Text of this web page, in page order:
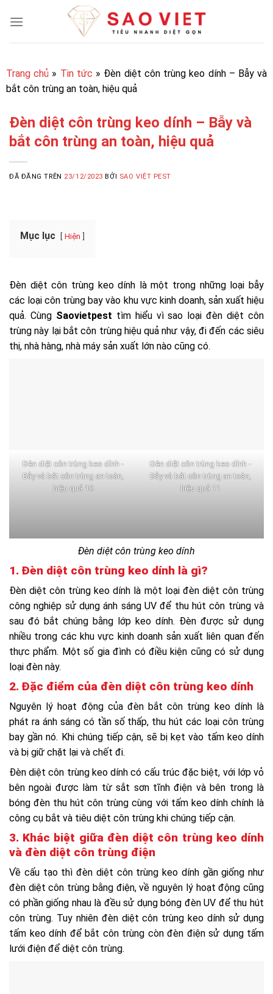
đến
Trang chủ » Tin tức » Đèn diệt côn trùng keo dính – Bẫy và
bắt côn trùng an toàn, hiệu quả
Đèn diệt côn trùng keo dính – Bẫy và
bắt côn trùng an toàn, hiệu quả
ĐÃ ĐĂNG TRÊN 23/12/2023 BỞI SAO VIỆT PEST
Mục lục Hiện
Đèn diệt côn trùng keo dính là một trong những loại bẫy
các loại côn trùng bay vào khu vực kinh doanh, sản xuất hiệu
quả. Cùng Saovietpest tìm hiểu vì sao loại đèn diệt côn
trùng này lại bắt côn trùng hiệu quả như vậy, đi đến các siêu
thị, nhà hàng, nhà máy sản xuất lớn nào cũng có.
Đèn diệt côn trùng keo dính -
Bẫy và bắt côn trùng an toàn,
hiệu quả 10
Đèn diệt côn trùng keo dính -
Bẫy và bắt côn trùng an toàn,
hiệu quả 11
Đèn diệt côn trùng keo dính
1. Đèn diệt côn trùng keo dính là gì?
Đèn diệt côn trùng keo dính là một loại đèn diệt côn trùng
công nghiệp sử dụng ánh sáng UV để thu hút côn trùng và
sau đó bắt chúng bằng lớp keo dính. Đèn được sử dụng
nhiều trong các khu vực kinh doanh sản xuất liên quan đến
thực phẩm. Một số gia đình có điều kiện cũng có sử dụng
loại đèn này.
2. Đặc điểm của đèn diệt côn trùng keo dính
Nguyên lý hoạt động của đèn bắt côn trùng keo dính là
phát ra ánh sáng có tần số thấp, thu hút các loại côn trùng
bay gần nó. Khi chúng tiếp cận, sẽ bị kẹt vào tấm keo dính
và bị giữ chặt lại và chết đi.
Đèn diệt côn trùng keo dính có cấu trúc đặc biệt, với lớp vỏ
bên ngoài được làm từ sắt sơn tĩnh điện và bên trong là
bóng đèn thu hút côn trùng cùng với tấm keo dính chính là
công cụ bắt và tiêu diệt côn trùng khi chúng tiếp cận.
3. Khác biệt giữa đèn diệt côn trùng keo dính
và đèn diệt côn trùng điện
Về cấu tạo thì đèn diệt côn trùng keo dính gần giống như
đèn diệt côn trùng bằng điện, về nguyên lý hoạt động cũng
có phần giống nhau là đều sử dụng bóng đèn UV để thu hút
côn trùng. Tuy nhiên đèn diệt côn trùng keo dính sử dụng
tấm keo dính để bắt côn trùng còn đèn điện sử dụng tấm
lưới điện để diệt côn trùng.